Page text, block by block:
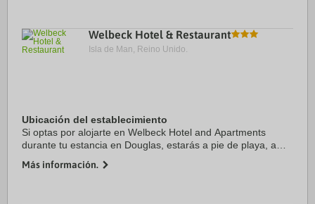
Welbeck Hotel & Restaurant
Isla de Man, Reino Unido.
Ubicación del establecimiento
Si optas por alojarte en Welbeck Hotel and Apartments
durante tu estancia en Douglas, estarás a pie de playa, a
Palace Casino. Además, este hotel de ...
Más información.